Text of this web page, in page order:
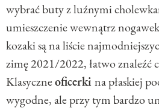
wybrać buty z luźnymi
umieszczenie wewnątrz
kozaki są na liście
zimę 2021/2022, łatwo znaleźć
Klasyczneoficerki na płaskiej
wygodne, ale przy tym bardzo